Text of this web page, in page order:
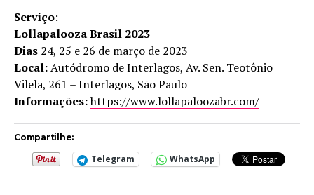
Serviço:
Lollapalooza Brasil 2023
Dias 24, 25 e 26 de março de 2023
Local:Autódromo de Interlagos, Av. Sen. Teotônio
Vilela, 261 – Interlagos, São Paulo
Informações:https://www.lollapaloozabr.com/
Compartilhe:
Telegram WhatsApp